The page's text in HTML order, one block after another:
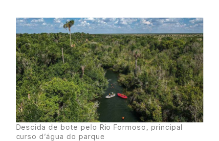
Descida de bote pelo Rio Formoso, principal
curso d’água do parque